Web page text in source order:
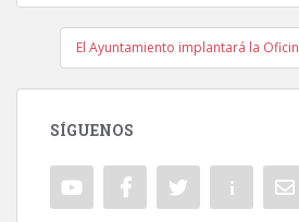
El Ayuntamiento implantará la
SÍGUENOS